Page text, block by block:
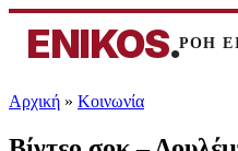
ENIKOS.ΡΟΗ
Αρχική » Κοινωνία